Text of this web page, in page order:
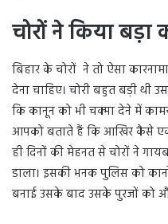
चोरों ने किया बड़ा
बिहार के चोरों ने तो ऐसा
देना चाहिए। चोरी बहुत बड़ी थी
कि कानून को भी चक्मा देने में
आपको बताते हैं कि आखिर कैसे
ही दिनों की मेहनत से चोरों ने
डाला। इसकी भनक पुलिस को
बनाई उसके बाद उसके पुरजों को